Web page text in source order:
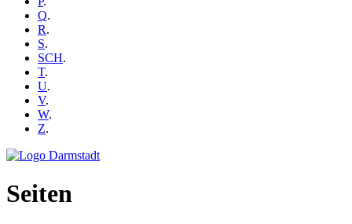
Q.
R.
S.
SCH.
T.
U.
V.
W.
Z.
Seiten